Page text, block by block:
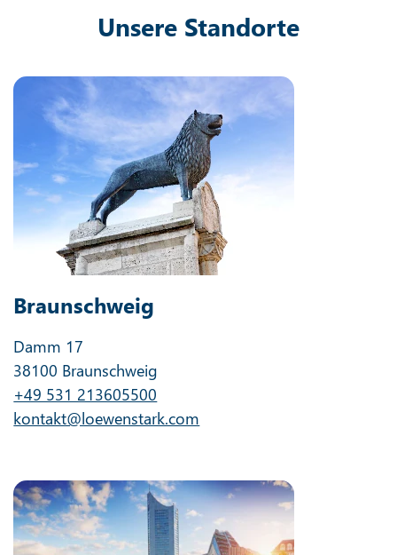
Unsere Standorte
Braunschweig
Damm 17
38100 Braunschweig
+49 531 213605500
kontakt@loewenstark.com